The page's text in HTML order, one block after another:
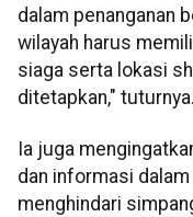
dalam penanganan
wilayah harus
siaga serta lokasi
ditetapkan," tuturnya.
Ia juga
dan informasi
menghindari